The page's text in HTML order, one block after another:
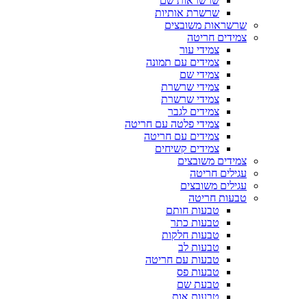
שרשרת אותיות
שרשראות משובצים
צמידים חריטה
צמידי עור
צמידים עם תמונה
צמידי שם
צמידי שרשרת
צמידי שרשרת
צמידים לגבר
צמידי פלטה עם חריטה
צמידים עם חריטה
צמידים קשיחים
צמידים משובצים
עגילים חריטה
עגילים משובצים
טבעות חריטה
טבעות חותם
טבעות כתר
טבעות חלקות
טבעות לב
טבעות עם חריטה
טבעות פס
טבעת שם
טבעות אות